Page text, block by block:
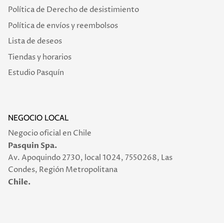
Política de Derecho de desistimiento
Política de envíos y reembolsos
Lista de deseos
Tiendas y horarios
Estudio Pasquín
NEGOCIO LOCAL
Negocio oficial en Chile
Pasquin Spa.
Av. Apoquindo 2730, local 1024, 7550268, Las
Condes, Región Metropolitana
Chile.